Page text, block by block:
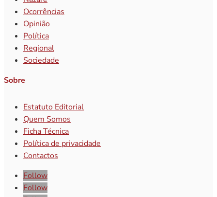
Ocorrências
Opinião
Política
Regional
Sociedade
Sobre
Estatuto Editorial
Quem Somos
Ficha Técnica
Política de privacidade
Contactos
Follow
Follow